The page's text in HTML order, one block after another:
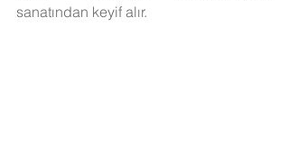
sanatından keyif alır.